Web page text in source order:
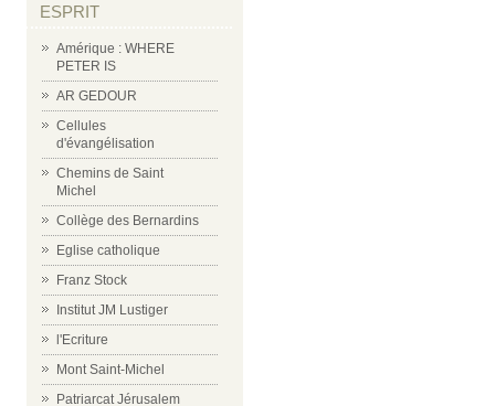
ESPRIT
Amérique : WHERE
PETER IS
AR GEDOUR
Cellules
d'évangélisation
Chemins de Saint
Michel
Collège des Bernardins
Eglise catholique
Franz Stock
Institut JM Lustiger
l'Ecriture
Mont Saint-Michel
Patriarcat Jérusalem